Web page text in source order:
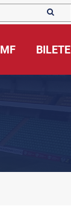
BILETE